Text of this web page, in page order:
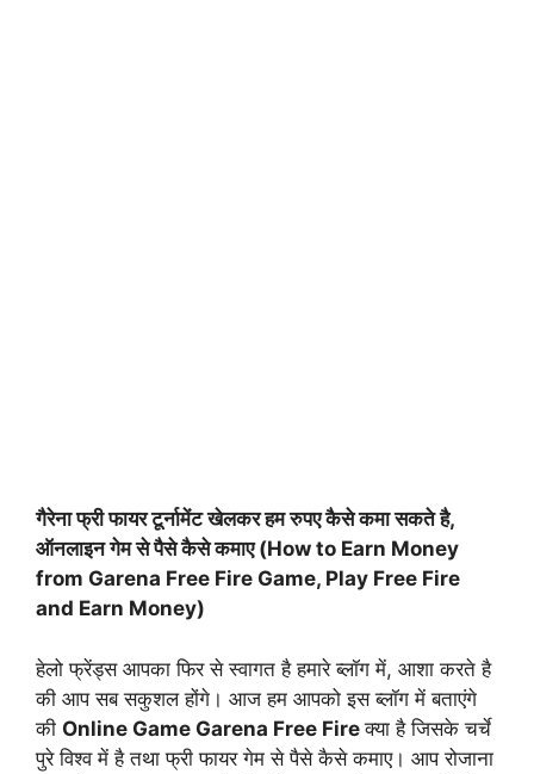
गैरेना फ्री फायर टूर्नामेंट खेलकर हम रुपए कैसे कमा सकते है,
ऑनलाइन गेम से पैसे कैसे कमाए (How to Earn Money
from Garena Free Fire Game, Play Free Fire
and Earn Money)
हेलो फ्रेंड्स आपका फिर से स्वागत है हमारे ब्लॉग में, आशा करते है
की आप सब सकुशल होंगे। आज हम आपको इस ब्लॉग में बताएंगे
की Online Game Garena Free Fireक्या है जिसके चर्चे
पुरे विश्व में है तथा फ्री फायर गेम से पैसे कैसे कमाए। आप रोजाना